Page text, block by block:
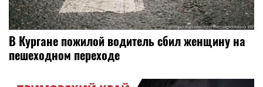
В Кургане пожилой водитель сбил женщину на
пешеходном переходе